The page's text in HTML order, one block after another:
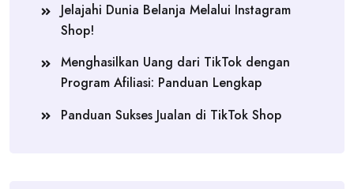
Jelajahi Dunia Belanja Melalui Instagram
Shop!
Menghasilkan Uang dari TikTok dengan
Program Afiliasi: Panduan Lengkap
Panduan Sukses Jualan di TikTok Shop